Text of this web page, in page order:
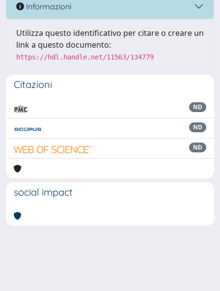
Informazioni
Utilizza questo identificativo per citare o creare un
link a questo documento:
https://hdl.handle.net/11563/134779
Citazioni
ND
ND
ND
social impact